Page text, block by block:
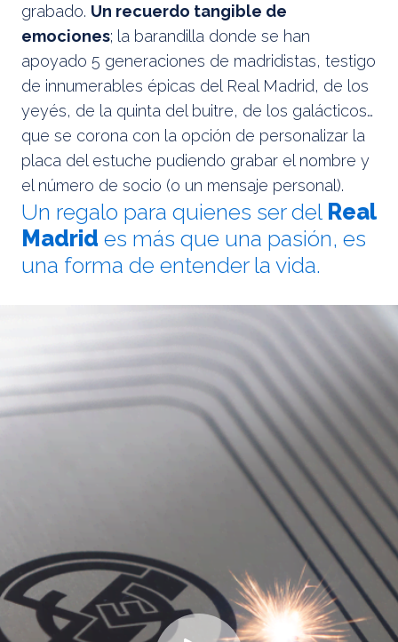
grabado. Un recuerdo tangible de
emociones; la barandilla donde se han
apoyado 5 generaciones de madridistas, testigo
de innumerables épicas del Real Madrid, de los
yeyés, de la quinta del buitre, de los galácticos…
que se corona con la opción de personalizar la
placa del estuche pudiendo grabar el nombre y
el número de socio (o un mensaje personal).
Un regalo para quienes ser del Real
Madrid es más que una pasión, es
una forma de entender la vida.